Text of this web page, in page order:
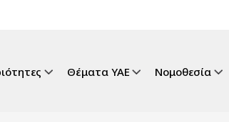
Θέματα ΥΑΕ Νομοθεσία